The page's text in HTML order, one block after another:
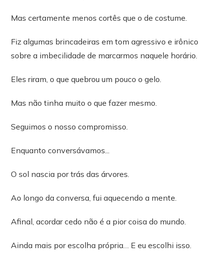
Mas certamente menos cortês que o de costume.
Fiz algumas brincadeiras em tom agressivo e irônico
sobre a imbecilidade de marcarmos naquele horário.
Eles riram, o que quebrou um pouco o gelo.
Mas não tinha muito o que fazer mesmo.
Seguimos o nosso compromisso.
Enquanto conversávamos...
O sol nascia por trás das árvores.
Ao longo da conversa, fui aquecendo a mente.
Afinal, acordar cedo não é a pior coisa do mundo.
Ainda mais por escolha própria… E eu escolhi isso.